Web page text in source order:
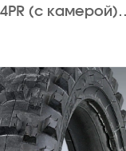
(с камерой)
Урал, Днепр,